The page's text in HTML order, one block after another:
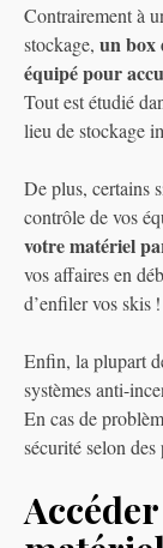
Contrairement à
stockage, un box
équipé pour
Tout est étudié
lieu de stockage
De plus, certains
contrôle de vos
votre matériel
vos affaires en
d’enfiler vos skis !
Enfin, la plupart
systèmes anti-
En cas de
sécurité selon